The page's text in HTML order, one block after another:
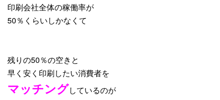
印刷会社全体の稼働率が
50％くらいしかなくて
残りの50％の空きと
早く安く印刷したい消費者を
マッチングしているのが